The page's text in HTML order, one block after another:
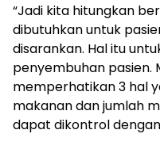
“Jadi kita hitungkan
dibutuhkan untuk
disarankan. Hal itu
penyembuhan pasien.
memperhatikan 3 hal
makanan dan jumlah
dapat dikontrol dengan